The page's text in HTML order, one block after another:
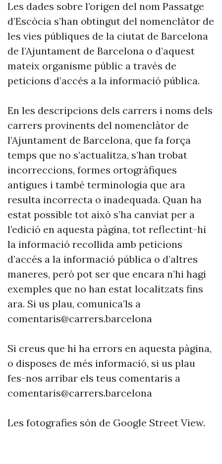
Les dades sobre l’origen del nom Passatge
d’Escòcia s’han obtingut del nomenclàtor de
les vies públiques de la ciutat de Barcelona
de l’Ajuntament de Barcelona o d’aquest
mateix organisme públic a través de
peticions d’accés a la informació pública.
En les descripcions dels carrers i noms dels
carrers provinents del nomenclàtor de
l’Ajuntament de Barcelona, que fa força
temps que no s’actualitza, s’han trobat
incorreccions, formes ortogràfiques
antigues i també terminologia que ara
resulta incorrecta o inadequada. Quan ha
estat possible tot això s’ha canviat per a
l’edició en aquesta pàgina, tot reflectint-hi
la informació recollida amb peticions
d’accés a la informació pública o d’altres
maneres, però pot ser que encara n’hi hagi
exemples que no han estat localitzats fins
ara. Si us plau, comunica’ls a
comentaris@carrers.barcelona
Si creus que hi ha errors en aquesta pàgina,
o disposes de més informació, si us plau
fes-nos arribar els teus comentaris a
comentaris@carrers.barcelona
Les fotografies són de Google Street View.